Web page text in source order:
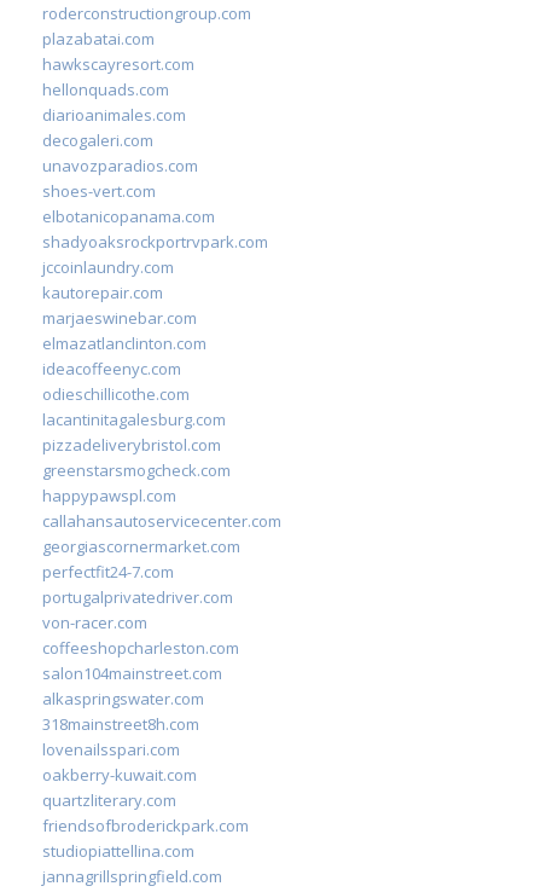
roderconstructiongroup.com
plazabatai.com
hawkscayresort.com
hellonquads.com
diarioanimales.com
decogaleri.com
unavozparadios.com
shoes-vert.com
elbotanicopanama.com
shadyoaksrockportrvpark.com
jccoinlaundry.com
kautorepair.com
marjaeswinebar.com
elmazatlanclinton.com
ideacoffeenyc.com
odieschillicothe.com
lacantinitagalesburg.com
pizzadeliverybristol.com
greenstarsmogcheck.com
happypawspl.com
callahansautoservicecenter.com
georgiascornermarket.com
perfectfit24-7.com
portugalprivatedriver.com
von-racer.com
coffeeshopcharleston.com
salon104mainstreet.com
alkaspringswater.com
318mainstreet8h.com
lovenailsspari.com
oakberry-kuwait.com
quartzliterary.com
friendsofbroderickpark.com
studiopiattellina.com
jannagrillspringfield.com